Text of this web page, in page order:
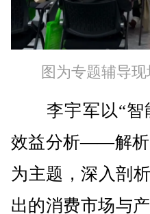
图为专题辅导
李宇军以‌“智
效益分析——解析
为主题，深入剖
出的消费市场与